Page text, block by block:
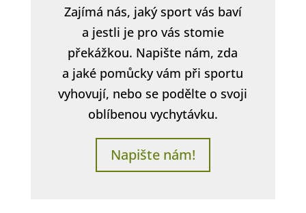
Zajímá nás, jaký sport vás baví
a jestli je pro vás stomie
překážkou. Napište nám, zda
a jaké pomůcky vám při sportu
vyhovují, nebo se podělte o svoji
oblíbenou vychytávku.
Napište nám!